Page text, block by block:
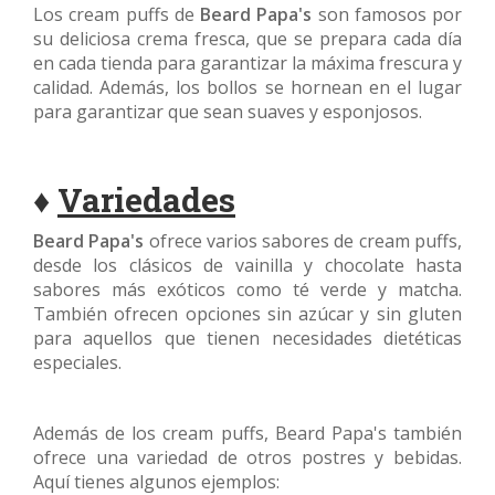
Los cream puffs de Beard Papa's son famosos por
su deliciosa crema fresca, que se prepara cada día
en cada tienda para garantizar la máxima frescura y
calidad. Además, los bollos se hornean en el lugar
para garantizar que sean suaves y esponjosos.
♦ Variedades
Beard Papa's ofrece varios sabores de cream puffs,
desde los clásicos de vainilla y chocolate hasta
sabores más exóticos como té verde y matcha.
También ofrecen opciones sin azúcar y sin gluten
para aquellos que tienen necesidades dietéticas
especiales.
Además de los cream puffs, Beard Papa's también
ofrece una variedad de otros postres y bebidas.
Aquí tienes algunos ejemplos: